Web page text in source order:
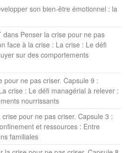
son bien-être émotionnel : la
dans Penser la crise pour ne pas
face à la crise : La crise : Le défi
sur des comportements
pour ne pas criser. Capsule 9 :
crise : Le défi managérial à relever :
nourrissants
crise pour ne pas criser. Capsule 3 :
et ressources : Entre
familiales